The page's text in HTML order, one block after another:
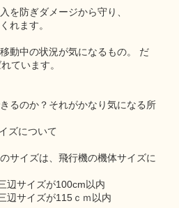
を防ぎダメージから守り、
れます。
動中の状況が気になるもの。 だ
ています。
るのか？それがかなり気になる所
ズについて
サイズは、飛行機の機体サイズに
辺サイズが100cm以内
辺サイズが115ｃｍ以内